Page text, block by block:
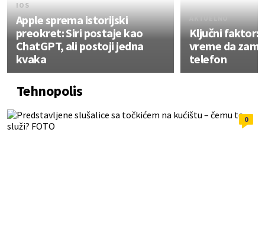
IOS
Apple sprema istorijski
preokret: Siri postaje kao
ChatGPT, ali postoji jedna
kvaka
Ključni faktor:
vreme da
telefon
Tehnopolis
0